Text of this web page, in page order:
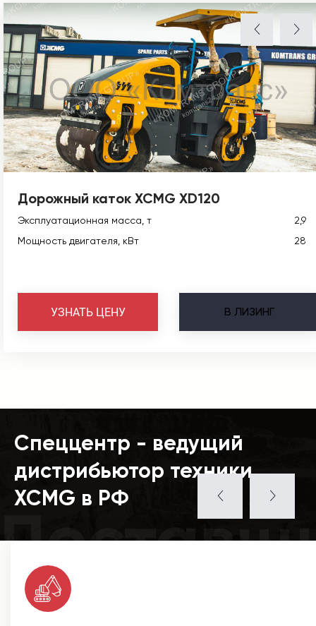
Дорожный каток XCMG XD120
Эксплуатационная масса, т
2,9
Мощность двигателя, кВт
28
В ЛИЗИНГ
УЗНАТЬ ЦЕНУ
Спеццентр - ведущий
дистрибьютор техники
XCMG в РФ